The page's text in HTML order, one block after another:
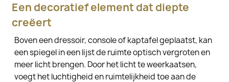
Een decoratief element dat diepte
creëert
Boven een dressoir, console of kaptafel geplaatst, kan
een spiegel in een lijst de ruimte optisch vergroten en
meer licht brengen. Door het licht te weerkaatsen,
voegt het luchtigheid en ruimtelijkheid toe aan de